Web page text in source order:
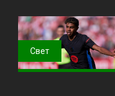
Свет